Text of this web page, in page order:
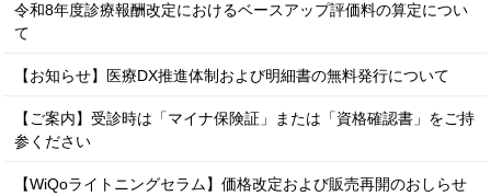
令和8年度診療報酬改定におけるベースアップ評価料の算定につい
て
【お知らせ】医療DX推進体制および明細書の無料発行について
【ご案内】受診時は「マイナ保険証」または「資格確認書」をご持
参ください
【WiQoライトニングセラム】価格改定および販売再開のおしらせ